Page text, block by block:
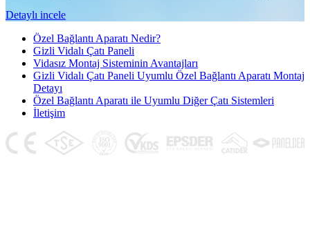
Detaylı incele
Özel Bağlantı Aparatı Nedir?
Gizli Vidalı Çatı Paneli
Vidasız Montaj Sisteminin Avantajları
Gizli Vidalı Çatı Paneli Uyumlu Özel Bağlantı Aparatı Montaj
Detayı
Özel Bağlantı Aparatı ile Uyumlu Diğer Çatı Sistemleri
İletişim